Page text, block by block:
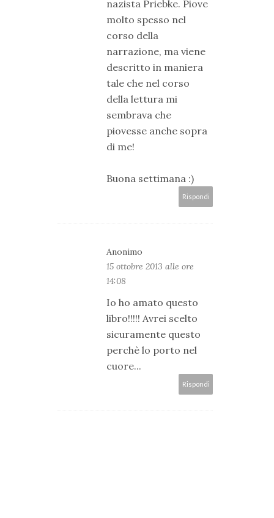
nazista Priebke. Piove
molto spesso nel
corso della
narrazione, ma viene
descritto in maniera
tale che nel corso
della lettura mi
sembrava che
piovesse anche sopra
di me!
Buona settimana :)
Rispondi
Anonimo
15 ottobre 2013 alle ore
14:08
Io ho amato questo
libro!!!!! Avrei scelto
sicuramente questo
perchè lo porto nel
cuore...
Rispondi